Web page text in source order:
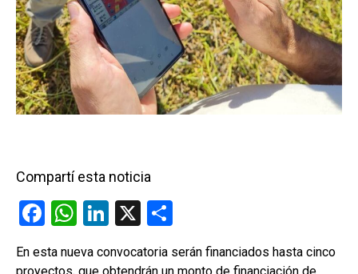
Compartí esta noticia
F
ce
W
at
Li
ke
X
m
En esta nueva convocatoria serán financiados hasta cinco